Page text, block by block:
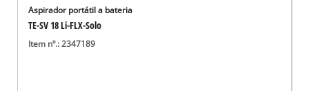
Aspirador portátil a bateria
TE-SV 18 Li-FLX-Solo
Item nº.: 2347189